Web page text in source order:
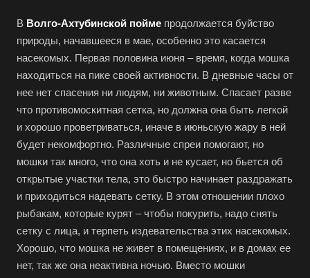
В Волго-Ахтубинской пойме продолжается буйство
природы, начавшееся в мае, особенно это касается
насекомых. Первая половина июня – время, когда мошка
находиться на пике своей активности. В дневные часы от
нее нет спасения ни людям, ни животным. Спасает разве
что противомоскитная сетка, но должна она быть легкой
и хорошо проветриваться, иначе в июньскую жару в ней
будет некомфортно. Различные спреи помогают, но
мошки так много, что она хоть и не кусает, но бьется об
открытые участки тела, это быстро начинает раздражать
и приходиться надевать сетку. В этом отношении плохо
рыбакам, которые курят – чтобы покурить, надо снять
сетку с лица, и терпеть издевательства этих насекомых.
Хорошо, что мошка не живет в помещениях, и в домах ее
нет, так же она неактивна ночью. Вместо мошки